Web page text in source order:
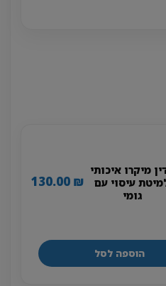
מיקרו איכותי
עיסוי עם
גומי
130.00 ₪
הוספה לסל